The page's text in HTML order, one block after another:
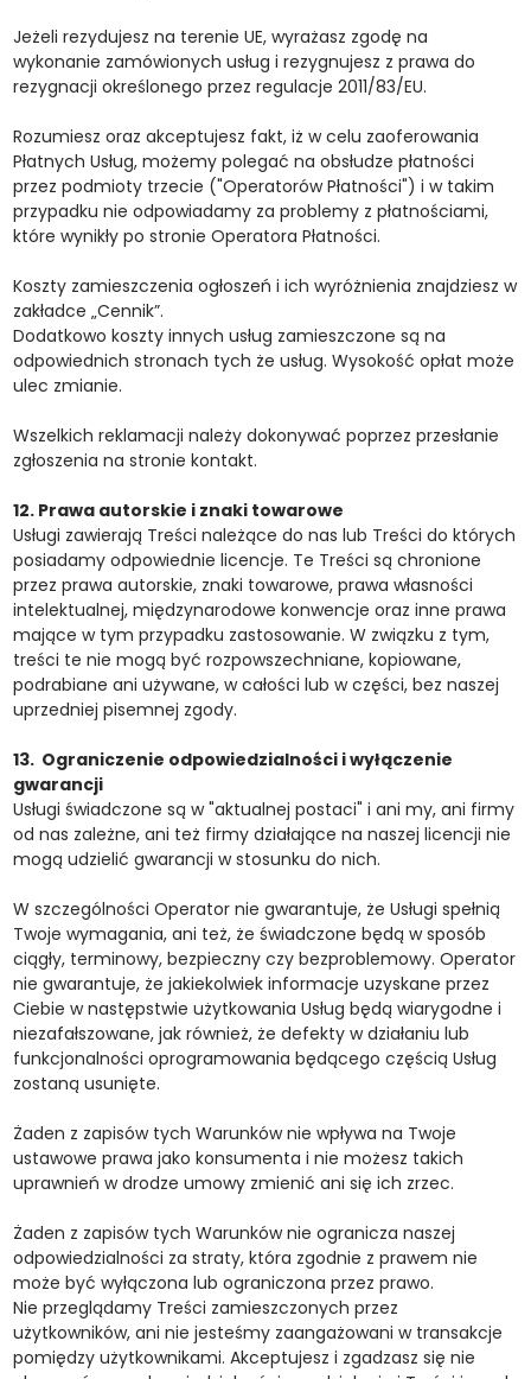
Jeżeli rezydujesz na terenie UE, wyrażasz zgodę na
wykonanie zamówionych usług i rezygnujesz z prawa do
rezygnacji określonego przez regulacje 2011/83/EU.
Rozumiesz oraz akceptujesz fakt, iż w celu zaoferowania
Płatnych Usług, możemy polegać na obsłudze płatności
przez podmioty trzecie ("Operatorów Płatności") i w takim
przypadku nie odpowiadamy za problemy z płatnościami,
które wynikły po stronie Operatora Płatności.
Koszty zamieszczenia ogłoszeń i ich wyróżnienia znajdziesz w
zakładce „Cennik”.
Dodatkowo koszty innych usług zamieszczone są na
odpowiednich stronach tych że usług. Wysokość opłat może
ulec zmianie.
Wszelkich reklamacji należy dokonywać poprzez przesłanie
zgłoszenia na stronie kontakt.
12. Prawa autorskie i znaki towarowe
Usługi zawierają Treści należące do nas lub Treści do których
posiadamy odpowiednie licencje. Te Treści są chronione
przez prawa autorskie, znaki towarowe, prawa własności
intelektualnej, międzynarodowe konwencje oraz inne prawa
mające w tym przypadku zastosowanie. W związku z tym,
treści te nie mogą być rozpowszechniane, kopiowane,
podrabiane ani używane, w całości lub w części, bez naszej
uprzedniej pisemnej zgody.
13. Ograniczenie odpowiedzialności i wyłączenie
gwarancji
Usługi świadczone są w "aktualnej postaci" i ani my, ani firmy
od nas zależne, ani też firmy działające na naszej licencji nie
mogą udzielić gwarancji w stosunku do nich.
W szczególności Operator nie gwarantuje, że Usługi spełnią
Twoje wymagania, ani też, że świadczone będą w sposób
ciągły, terminowy, bezpieczny czy bezproblemowy. Operator
nie gwarantuje, że jakiekolwiek informacje uzyskane przez
Ciebie w następstwie użytkowania Usług będą wiarygodne i
niezafałszowane, jak również, że defekty w działaniu lub
funkcjonalności oprogramowania będącego częścią Usług
zostaną usunięte.
Żaden z zapisów tych Warunków nie wpływa na Twoje
ustawowe prawa jako konsumenta i nie możesz takich
uprawnień w drodze umowy zmienić ani się ich zrzec.
Żaden z zapisów tych Warunków nie ogranicza naszej
odpowiedzialności za straty, która zgodnie z prawem nie
może być wyłączona lub ograniczona przez prawo.
Nie przeglądamy Treści zamieszczonych przez
użytkowników, ani nie jesteśmy zaangażowani w transakcje
pomiędzy użytkownikami. Akceptujesz i zgadzasz się nie